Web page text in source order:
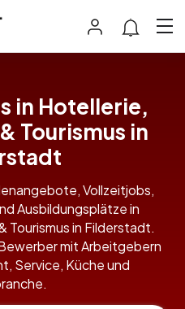
in Hotellerie,
Tourismus in
Vollzeitjobs,
Ausbildungsplätze in
Tourismus in Filderstadt.
mit Arbeitgebern
Service, Küche und